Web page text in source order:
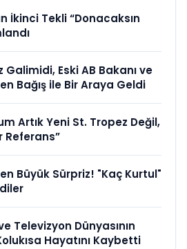
İkinci Tekli “Donacaksın
Galimidi, Eski AB Bakanı ve
Bağış ile Bir Araya Geldi
Artık Yeni St. Tropez Değil,
Referans”
Büyük Sürpriz! "Kaç Kurtul"
Televizyon Dünyasının
Hayatını Kaybetti